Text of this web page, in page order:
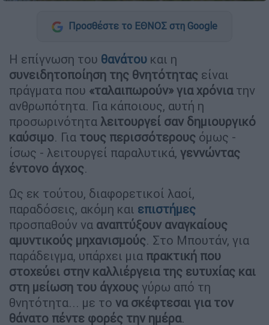
Προσθέστε το ΕΘΝΟΣ στη Google
Η επίγνωση του θανάτου και η
συνειδητοποίηση της θνητότητας είναι
πράγματα που «ταλαιπωρούν» για χρόνιατην
ανθρωπότητα. Για κάποιους, αυτή η
προσωρινότητα λειτουργεί σαν δημιουργικό
καύσιμο. Για τους περισσότερους όμως -
ίσως - λειτουργεί παραλυτικά, γεννώντας
έντονο άγχος.
Ως εκ τούτου, διαφορετικοί λαοί,
παραδόσεις, ακόμη και επιστήμες
προσπαθούν να αναπτύξουν αναγκαίους
αμυντικούς μηχανισμούς. Στο Μπουτάν, για
παράδειγμα, υπάρχει μια πρακτική που
στοχεύει στην καλλιέργεια της ευτυχίας και
στη μείωση του άγχους γύρω από τη
θνητότητα... με το να σκέφτεσαι για τον
θάνατο πέντε φορές την ημέρα.